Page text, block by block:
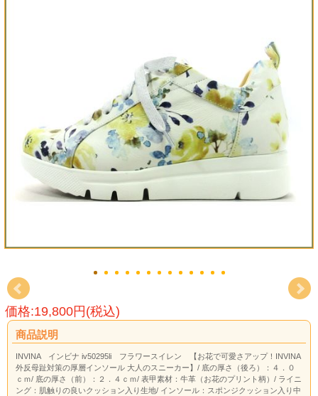
価格:19,800円(税込)
商品説明
INVINA インビナ iv50295li フラワースイレン 【お花で可愛さアップ！INVINA
外反母趾対策の厚層インソール 大人のスニーカー】/ 底の厚さ（後ろ）：４．０
ｃｍ/ 底の厚さ（前）：２．４ｃｍ/ 表甲素材：牛革（お花のプリント柄）/ ライニ
ング：肌触りの良いクッション入り生地/ インソール：スポンジクッション入り中